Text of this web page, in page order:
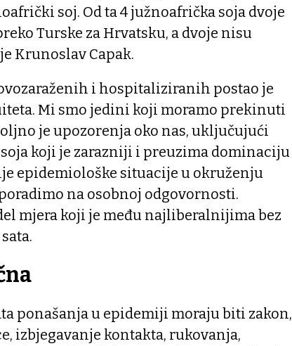
soj. Od ta 4 južnoafrička soja dvoje
Turske za Hrvatsku, a dvoje nisu
Krunoslav Capak.
i hospitaliziranih postao je
Mi smo jedini koji moramo prekinuti
je upozorenja oko nas, uključujući
koji je zarazniji i preuzima dominaciju
epidemiološke situacije u okruženju
na osobnoj odgovornosti.
mjera koji je među najliberalnijima bez
ponašanja u epidemiji moraju biti zakon,
izbjegavanje kontakta, rukovanja,